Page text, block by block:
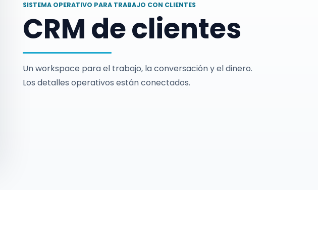
SISTEMA OPERATIVO PARA TRABAJO CON CLIENTES
CRM de clientes
Un workspace para el trabajo, la conversación y el dinero.
Los detalles operativos están conectados.